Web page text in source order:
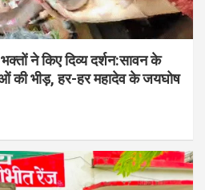
ने किए दिव्य दर्शन:सावन के
की भीड़, हर-हर महादेव के जयघोष